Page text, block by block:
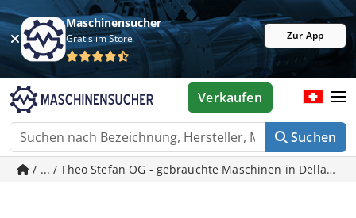
Maschinensucher
Gratis im Store Zur App
Suchen
Verkaufen
/ ... / Theo Stefan OG - gebrauchte Maschinen in Dellach